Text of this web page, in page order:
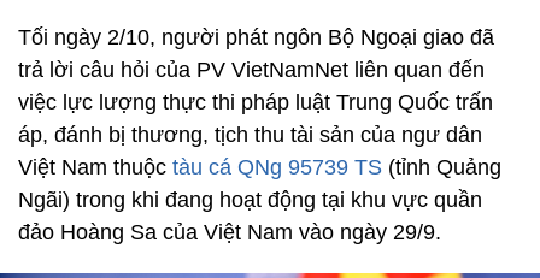
Tối ngày 2/10, người phát ngôn Bộ Ngoại giao đã
trả lời câu hỏi của PV VietNamNet liên quan đến
việc lực lượng thực thi pháp luật Trung Quốc trấn
áp, đánh bị thương, tịch thu tài sản của ngư dân
Việt Nam thuộc tàu cá QNg 95739 TS (tỉnh Quảng
Ngãi) trong khi đang hoạt động tại khu vực quần
đảo Hoàng Sa của Việt Nam vào ngày 29/9.